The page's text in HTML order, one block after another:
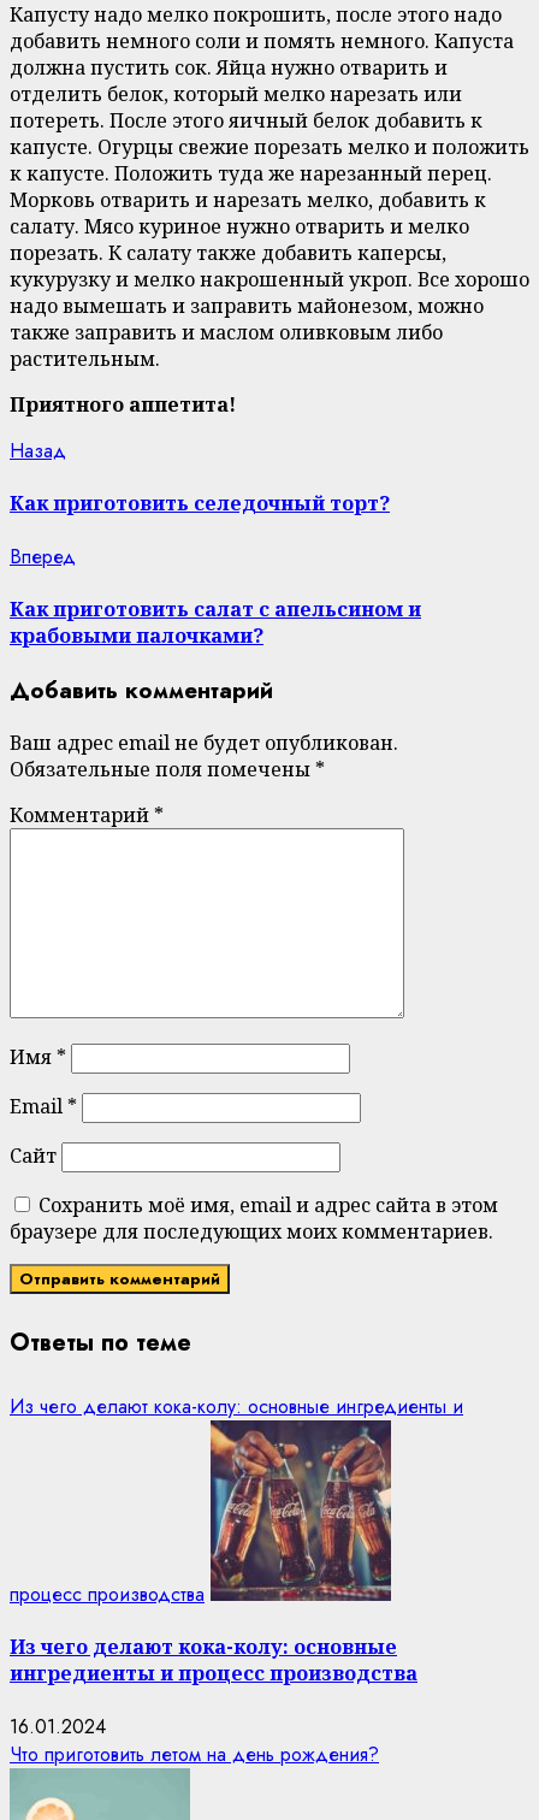
Капусту надо мелко покрошить, после этого надо
добавить немного соли и помять немного. Капуста
должна пустить сок. Яйца нужно отварить и
отделить белок, который мелко нарезать или
потереть. После этого яичный белок добавить к
капусте. Огурцы свежие порезать мелко и положить
к капусте. Положить туда же нарезанный перец.
Морковь отварить и нарезать мелко, добавить к
салату. Мясо куриное нужно отварить и мелко
порезать. К салату также добавить каперсы,
кукурузку и мелко накрошенный укроп. Все хорошо
надо вымешать и заправить майонезом, можно
также заправить и маслом оливковым либо
растительным.
Приятного аппетита!
Continue
Reading
Назад
Как приготовить селедочный торт?
Вперед
Как приготовить салат с апельсином и
крабовыми палочками?
Добавить комментарий
Ваш адрес email не будет опубликован.
Обязательные поля помечены *
Комментарий *
Имя *
Email *
Сайт
Сохранить моё имя, email и адрес сайта в этом
браузере для последующих моих комментариев.
Ответы по теме
Из чего делают кока-колу: основные ингредиенты и
процесс производства
Из чего делают кока-колу: основные
ингредиенты и процесс производства
16.01.2024
Что приготовить летом на день рождения?